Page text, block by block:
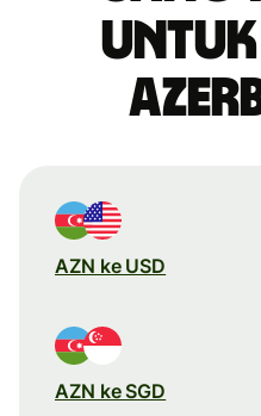
AZN ke USD
AZN ke SGD